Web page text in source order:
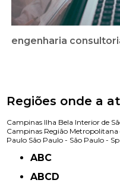
engenharia
Regiões onde a
Campinas Ilha Bela Interior de
Campinas Região Metropolitana
Paulo São Paulo - São Paulo - Sp
ABC
ABCD